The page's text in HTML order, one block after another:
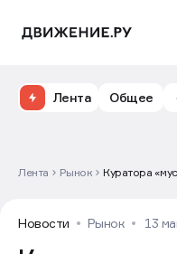
Лента Общее
Лента Рынок
Куратора
Новости Рынок 13